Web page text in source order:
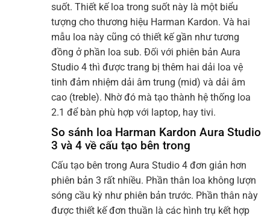
suốt. Thiết kế loa trong suốt này là một biểu
tượng cho thương hiệu Harman Kardon. Và hai
mẫu loa này cũng có thiết kế gần như tương
đồng ở phần loa sub. Đối với phiên bản Aura
Studio 4 thì được trang bị thêm hai dải loa vệ
tinh đảm nhiệm dải âm trung (mid) và dải âm
cao (treble). Nhờ đó mà tạo thành hệ thống loa
2.1 để bàn phù hợp với laptop, hay tivi.
So sánh loa Harman Kardon Aura Studio
3 và 4 về cấu tạo bên trong
Cấu tạo bên trong Aura Studio 4 đơn giản hơn
phiên bản 3 rất nhiều. Phần thân loa không lượn
sóng cầu kỳ như phiên bản trước. Phần thân này
được thiết kế đơn thuần là các hình trụ kết hợp